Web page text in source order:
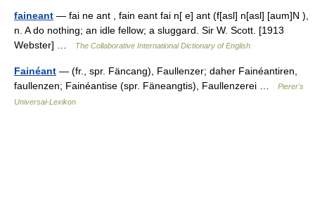
faineant — fai ne ant , fain eant fai n[ e] ant (f[asl] n[asl] [aum]N ),
n. A do nothing; an idle fellow; a sluggard. Sir W. Scott. [1913
Webster] …
The Collaborative International Dictionary of English
Fainéant — (fr., spr. Fäncang), Faullenzer; daher Fainéantiren,
faullenzen; Fainéantise (spr. Fäneangtis), Faullenzerei …
Pierer's
Universal-Lexikon